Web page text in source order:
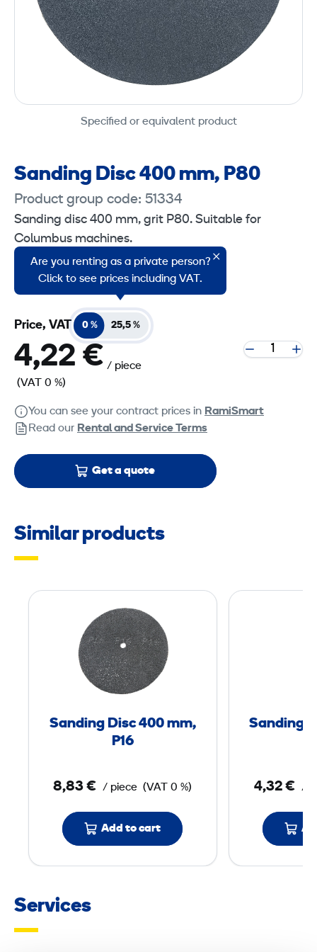
Specified or equivalent product
Sanding Disc 400 mm, P80
Product group code: 51334
Sanding disc 400 mm, grit P80. Suitable for
Columbus machines.
Sales unit: 1 piece.
Are you renting as a private person?
Click to see prices including VAT.
Price, VAT 0 % 25,5 %
4,22 € / piece
(VAT 0 %)
You can see your contract prices in RamiSmart
Read our Rental and Service Terms
Get a quote
Similar products
a
n
d
i
n
D
c
4
0
0
Sanding Disc 400 mm,
P16
8,83 € / piece (VAT 0 %)
Add to cart
Sanding
4,32 € /
Services